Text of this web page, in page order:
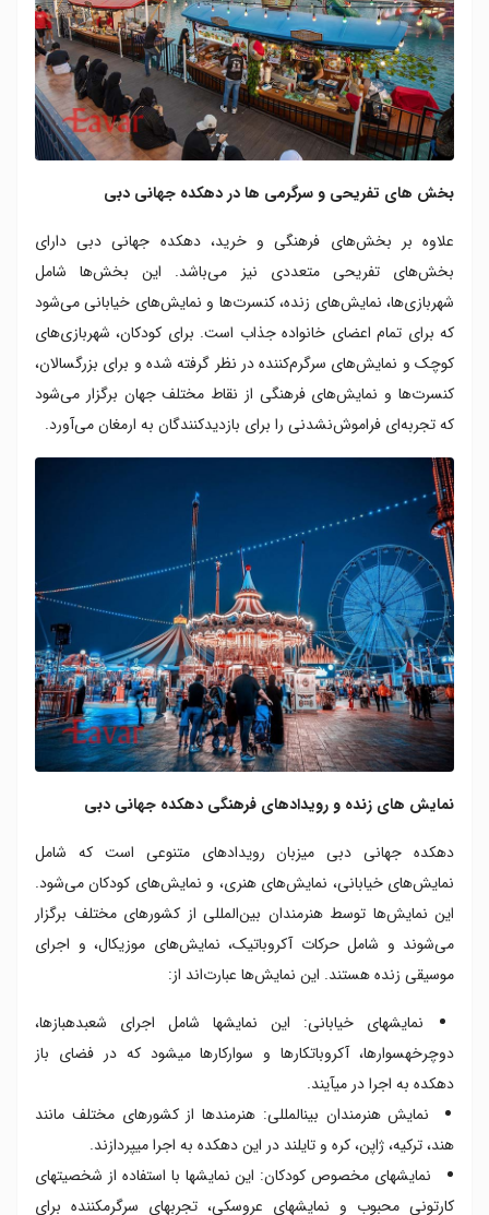
بخش های تفریحی و سرگرمی ها در دهکده جهانی دبی
علاوه بر بخش‌های فرهنگی و خرید، دهکده جهانی دبی دارای
بخش‌های تفریحی متعددی نیز می‌باشد. این بخش‌ها شامل
شهربازی‌ها، نمایش‌های زنده، کنسرت‌ها و نمایش‌های خیابانی می‌شود
که برای تمام اعضای خانواده جذاب است. برای کودکان، شهربازی‌های
کوچک و نمایش‌های سرگرم‌کننده در نظر گرفته شده و برای بزرگسالان،
کنسرت‌ها و نمایش‌های فرهنگی از نقاط مختلف جهان برگزار می‌شود
که تجربه‌ای فراموش‌نشدنی را برای بازدیدکنندگان به ارمغان می‌آورد.
نمایش های زنده و رویدادهای فرهنگی دهکده جهانی دبی
دهکده جهانی دبی میزبان رویدادهای متنوعی است که شامل
نمایش‌های خیابانی، نمایش‌های هنری، و نمایش‌های کودکان می‌شود.
این نمایش‌ها توسط هنرمندان بین‌المللی از کشورهای مختلف برگزار
می‌شوند و شامل حرکات آکروباتیک، نمایش‌های موزیکال، و اجرای
موسیقی زنده هستند. این نمایش‌ها عبارت‌اند از:
نمایشهای خیابانی: این نمایشها شامل اجرای شعبدهبازها،
دوچرخهسوارها، آکروباتکارها و سوارکارها میشود که در فضای باز
دهکده به اجرا در میآیند.
نمایش هنرمندان بینالمللی: هنرمندها از کشورهای مختلف مانند
هند، ترکیه، ژاپن، کره و تایلند در این دهکده به اجرا میپردازند.
نمایشهای مخصوص کودکان: این نمایشها با استفاده از شخصیتهای
کارتونی محبوب و نمایشهای عروسکی، تجربهای سرگرمکننده برای